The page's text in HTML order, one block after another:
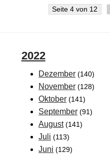
Seite 4 von 12
2022
Dezember (140)
November (128)
Oktober (141)
September (91)
August (141)
Juli (113)
Juni (129)